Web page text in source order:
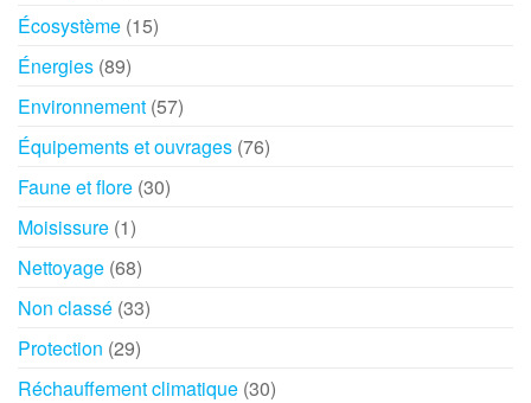
Écosystème (15)
Énergies (89)
Environnement (57)
Équipements et ouvrages (76)
Faune et flore (30)
Moisissure (1)
Nettoyage (68)
Non classé (33)
Protection (29)
Réchauffement climatique (30)